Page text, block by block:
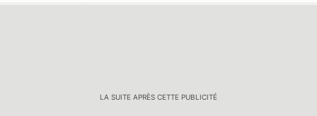
LA SUITE APRÈS CETTE PUBLICITÉ